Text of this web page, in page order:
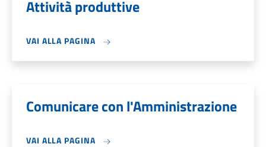
Attività produttive
VAI ALLA PAGINA
Comunicare con l'Amministrazione
VAI ALLA PAGINA